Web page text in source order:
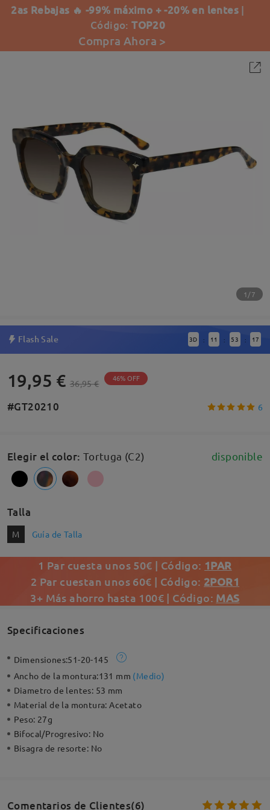
2as Rebajas 🔥 -99% máximo + -20% en lentes |
Código:TOP20
Compra Ahora >
1/7
Flash Sale 3D : 11 : 53 : 16
19,95 € 36,95 € 46% OFF
#GT20210 6
Elegir el color: Tortuga (C2) disponible
Talla
M Guía de Talla
1 Par cuesta unos 50€ | Código: 1PAR
2 Par cuestan unos 60€ | Código: 2POR1
3+ Más ahorro hasta 100€ | Código: MAS
Specificaciones
Dimensiones:51-20-145
Ancho de la montura:131 mm (Medio)
Diametro de lentes: 53 mm
Material de la montura:Acetato
Peso: 27g
Bifocal/Progresivo: No
Bisagra de resorte: No
Comentarios de Clientes(6)